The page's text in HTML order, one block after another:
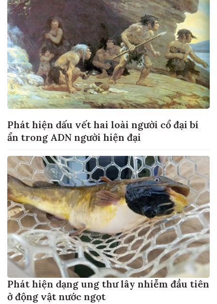
Phát hiện dấu vết hai loài người cổ đại bí
ẩn trong ADN người hiện đại
Phát hiện dạng ung thư lây nhiễm đầu tiên
ở động vật nước ngọt